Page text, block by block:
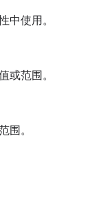
中使用。
或范围。
围。